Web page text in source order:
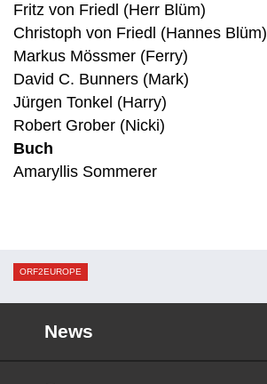
Fritz von Friedl (Herr Blüm)
Christoph von Friedl (Hannes Blüm)
Markus Mössmer (Ferry)
David C. Bunners (Mark)
Jürgen Tonkel (Harry)
Robert Grober (Nicki)
Buch
Amaryllis Sommerer
ORF2EUROPE
News